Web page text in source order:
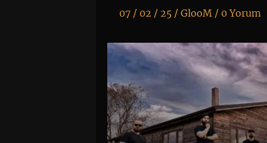
07 / 02 / 25 /GlooM / 0 Yorum